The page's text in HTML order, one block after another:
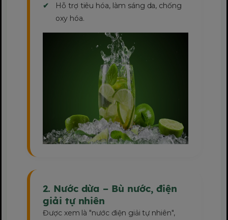
Hỗ trợ tiêu hóa, làm sáng da, chống
oxy hóa.
2. Nước dừa – Bù nước, điện
giải tự nhiên
Được xem là "nước điện giải tự nhiên",